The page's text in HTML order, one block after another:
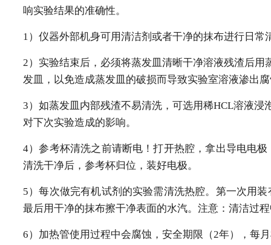
响实验结果的准确性。
1）仪器外部机身可用清洁剂或者干净的抹布进行日常
2）实验结束后，必须将蒸发皿清晰干净溶液残渣后
发皿，以免造成蒸发皿的破损而导致实验室溶液渗出
3）如蒸发皿内部残渣不易清洗，可选用稀HCL溶液
对下次实验造成的影响。
4）参考杯清洗之前请断电！打开热腔，拿出导电电
清洗干净后，参考杯归位，装好电极。
5）每次做完有机试剂的实验需清洗热腔。第一次用
最后用干净的抹布擦干净表面的水汽。注意：清洁过
6）加热管使用过程中会腐蚀，安全期限（2年），每